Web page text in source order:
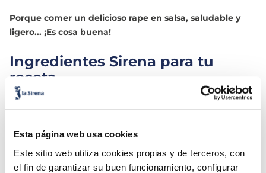
Esta página web usa cookies
Este sitio web utiliza cookies propias y de terceros, con
el fin de garantizar su buen funcionamiento, configurar
Porque comer un delicioso rape en salsa, saludable y
ligero... ¡Es cosa buena!
Ingredientes Sirena para tu
receta